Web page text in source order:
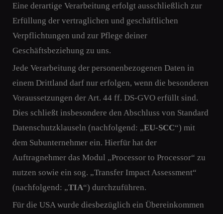
Eine derartige Verarbeitung erfolgt ausschließlich zur
Erfüllung der vertraglichen und geschäftlichen
Verpflichtungen und zur Pflege deiner
Geschäftsbeziehung zu uns.
Jede Verarbeitung der personenbezogenen Daten in
einem Drittland darf nur erfolgen, wenn die besonderen
Voraussetzungen der Art. 44 ff. DS-GVO erfüllt sind.
Dies schließt insbesondere den Abschluss von Standard
Datenschutzklauseln (nachfolgend: „EU-SCC“) mit
dem Subunternehmer ein. Hierfür hat der
Auftragnehmer das Modul „Processor to Processor“ zu
nutzen sowie ein sog. „Transfer Impact Assessment“
(nachfolgend: „TIA“) durchzuführen.
Für die USA wurde diesbezüglich ein Übereinkommen